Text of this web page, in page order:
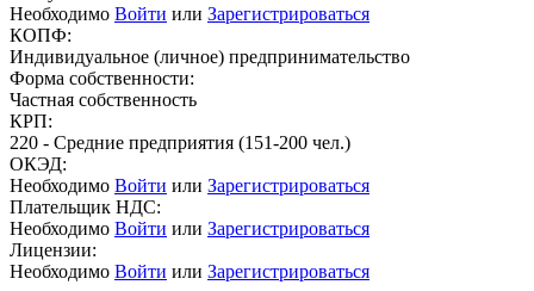
Необходимо Войти или Зарегистрироваться
КОПФ:
Индивидуальное (личное) предпринимательство
Форма собственности:
Частная собственность
КРП:
220 - Средние предприятия (151-200 чел.)
ОКЭД:
Необходимо Войти или Зарегистрироваться
Плательщик НДС:
Необходимо Войти или Зарегистрироваться
Лицензии:
Необходимо Войти или Зарегистрироваться